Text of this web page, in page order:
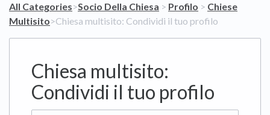
All Categories​>​​Socio Della Chiesa ​ > ​ ​Profilo ​ > ​ ​Chiese
Multisito​>​ Chiesa multisito: Condividi il tuo profilo
Chiesa multisito:
Condividi il tuo profilo